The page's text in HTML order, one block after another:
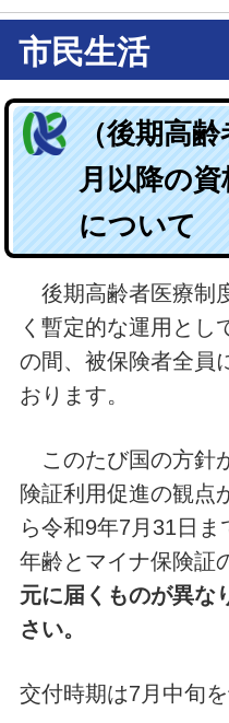
市民生活
（後期高
月以降の
について
後期高齢者医療制
く暫定的な運用とし
の間、被保険者全員
おります。
このたび国の方針
険証利用促進の観点
ら令和9年7月31日
年齢とマイナ保険証
元に届くものが異な
さい。
交付時期は7月中旬